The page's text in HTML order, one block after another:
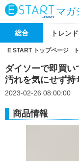
マガ
総合 トレンド
E START トップページ
ダイソーで即買
汚れを気にせず持
2023-02-26 08:00:00
商品情報